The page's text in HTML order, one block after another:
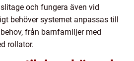
och fungera även vid
behöver systemet anpassas till
från barnfamiljer med
rollator.